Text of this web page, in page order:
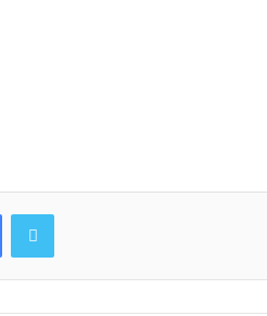
FacebookTwitter